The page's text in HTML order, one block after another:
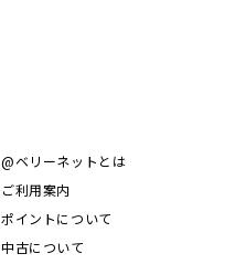
@ベリーネットとは
ご利用案内
ポイントについて
中古について